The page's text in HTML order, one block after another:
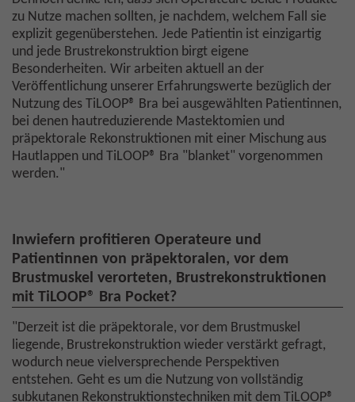
zu Nutze machen sollten, je nachdem, welchem Fall sie
explizit gegenüberstehen. Jede Patientin ist einzigartig
und jede Brustrekonstruktion birgt eigene
Besonderheiten. Wir arbeiten aktuell an der
Veröffentlichung unserer Erfahrungswerte bezüglich der
Nutzung des TiLOOP® Bra bei ausgewählten Patientinnen,
bei denen hautreduzierende Mastektomien und
präpektorale Rekonstruktionen mit einer Mischung aus
Hautlappen und TiLOOP® Bra "blanket" vorgenommen
werden."
Inwiefern profitieren Operateure und
Patientinnen von präpektoralen, vor dem
Brustmuskel verorteten, Brustrekonstruktionen
mit TiLOOP® Bra Pocket?
"Derzeit ist die präpektorale, vor dem Brustmuskel
liegende, Brustrekonstruktion wieder verstärkt gefragt,
wodurch neue vielversprechende Perspektiven
entstehen. Geht es um die Nutzung von vollständig
subkutanen Rekonstruktionstechniken mit dem TiLOOP®